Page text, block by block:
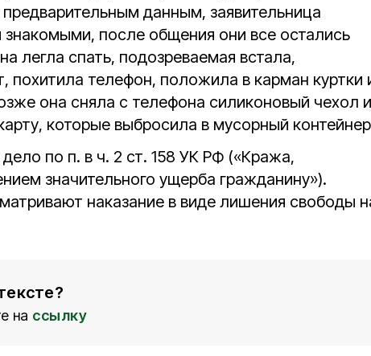
данным, заявительница
знакомыми, после общения они все остались
легла спать, подозреваемая встала,
похитила телефон, положила в карман куртки
она сняла с телефона силиконовый чехол и
которые выбросила в мусорный
по п. в ч. 2 ст. 158 УК РФ («Кража,
значительного ущерба гражданину»).
наказание в виде лишения свободы
на ссылку